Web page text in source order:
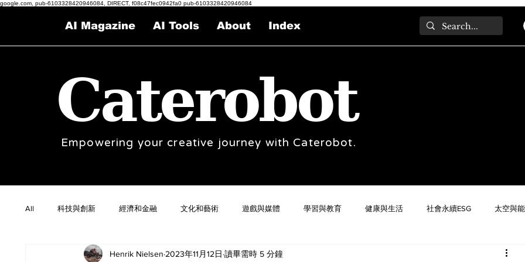
google.com, pub-6103328420946084, DIRECT, f08c47fec0942fa0 pub-6103328420946084
AI Magazine AI Tools About Index
Caterobot
Empowering your creative journey with Caterobot.
All 科技與創新 經濟和金融 文化和藝術 遊戲與媒體 學習與教育 健康與生活 社會永續ESG 太空與
Henrik Nielsen 2023年11月12日 讀畢需時 5 分鐘